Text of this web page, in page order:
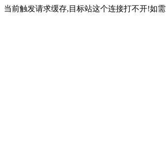
当前触发请求缓存,目标站这个连接打不开!如